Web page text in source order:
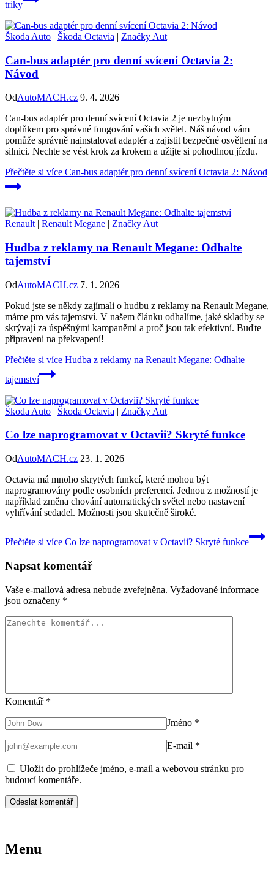
triky
Škoda Auto | Škoda Octavia | Značky Aut
Can-bus adaptér pro denní svícení Octavia 2:
Návod
OdAutoMACH.cz 9. 4. 2026
Can-bus adaptér pro denní svícení Octavia 2 je nezbytným
doplňkem pro správné fungování vašich světel. Náš návod vám
pomůže správně nainstalovat adaptér a zajistit bezpečné osvětlení na
silnici. Nechte se vést krok za krokem a užijte si pohodlnou jízdu.
Přečtěte si více Can-bus adaptér pro denní svícení Octavia 2: Návod
Renault | Renault Megane | Značky Aut
Hudba z reklamy na Renault Megane: Odhalte
tajemství
OdAutoMACH.cz 7. 1. 2026
Pokud jste se někdy zajímali o hudbu z reklamy na Renault Megane,
máme pro vás tajemství. V našem článku odhalíme, jaké skladby se
skrývají za úspěšnými kampaněmi a proč jsou tak efektivní. Buďte
připraveni na překvapení!
Přečtěte si více Hudba z reklamy na Renault Megane: Odhalte
tajemství
Škoda Auto | Škoda Octavia | Značky Aut
Co lze naprogramovat v Octavii? Skryté funkce
OdAutoMACH.cz 23. 1. 2026
Octavia má mnoho skrytých funkcí, které mohou být
naprogramovány podle osobních preferencí. Jednou z možností je
například změna chování automatických světel nebo nastavení
vyhřívání sedadel. Možnosti jsou skutečně široké.
Přečtěte si více Co lze naprogramovat v Octavii? Skryté funkce
Napsat komentář
Vaše e-mailová adresa nebude zveřejněna. Vyžadované informace
jsou označeny *
Komentář *
Jméno *
E-mail *
Uložit do prohlížeče jméno, e-mail a webovou stránku pro
budoucí komentáře.
Menu